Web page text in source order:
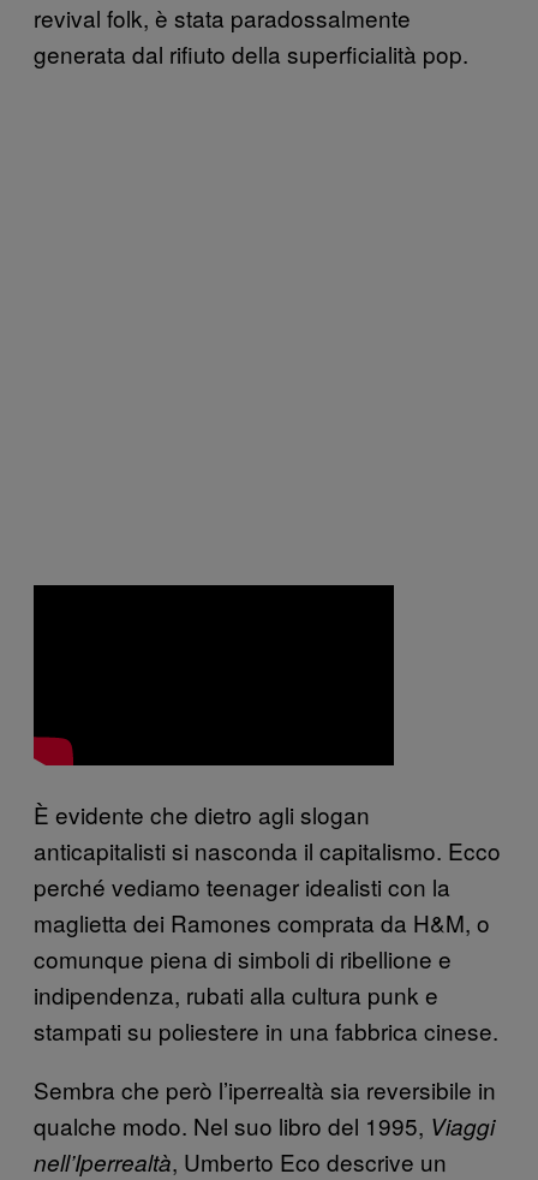
revival folk, è stata paradossalmente
generata dal rifiuto della superficialità pop.
È evidente che dietro agli slogan
anticapitalisti si nasconda il capitalismo. Ecco
perché vediamo teenager idealisti con la
maglietta dei Ramones comprata da H&M, o
comunque piena di simboli di ribellione e
indipendenza, rubati alla cultura punk e
stampati su poliestere in una fabbrica cinese.
Sembra che però l’iperrealtà sia reversibile in
qualche modo. Nel suo libro del 1995, Viaggi
nell’Iperrealtà, Umberto Eco descrive un